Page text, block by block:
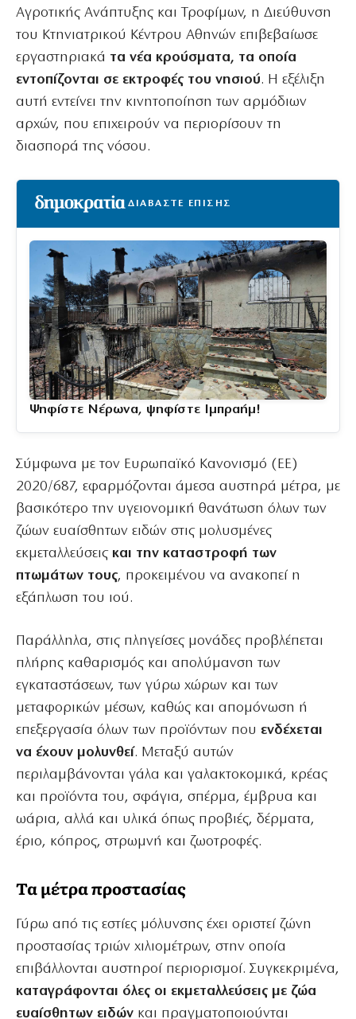
Αγροτικής Ανάπτυξης και Τροφίμων, η Διεύθυνση
του Κτηνιατρικού Κέντρου Αθηνών επιβεβαίωσε
εργαστηριακά τα νέα κρούσματα, τα οποία
εντοπίζονται σε εκτροφές του νησιού. Η εξέλιξη
αυτή εντείνει την κινητοποίηση των αρμόδιων
αρχών, που επιχειρούν να περιορίσουν τη
διασπορά της νόσου.
ΔΙΑΒΑΣΤΕ ΕΠΙΣΗΣ
Ψηφίστε Νέρωνα, ψηφίστε Ιμπραήμ!
Σύμφωνα με τον Ευρωπαϊκό Κανονισμό (ΕΕ)
2020/687, εφαρμόζονται άμεσα αυστηρά μέτρα, με
βασικότερο την υγειονομική θανάτωση όλων των
ζώων ευαίσθητων ειδών στις μολυσμένες
εκμεταλλεύσεις και την καταστροφή των
πτωμάτων τους, προκειμένου να ανακοπεί η
εξάπλωση του ιού.
Παράλληλα, στις πληγείσες μονάδες προβλέπεται
πλήρης καθαρισμός και απολύμανση των
εγκαταστάσεων, των γύρω χώρων και των
μεταφορικών μέσων, καθώς και απομόνωση ή
επεξεργασία όλων των προϊόντων που ενδέχεται
να έχουν μολυνθεί. Μεταξύ αυτών
περιλαμβάνονται γάλα και γαλακτοκομικά, κρέας
και προϊόντα του, σφάγια, σπέρμα, έμβρυα και
ωάρια, αλλά και υλικά όπως προβιές, δέρματα,
έριο, κόπρος, στρωμνή και ζωοτροφές.
Τα μέτρα προστασίας
Γύρω από τις εστίες μόλυνσης έχει οριστεί ζώνη
προστασίας τριών χιλιομέτρων, στην οποία
επιβάλλονται αυστηροί περιορισμοί. Συγκεκριμένα,
καταγράφονται όλες οι εκμεταλλεύσεις με ζώα
ευαίσθητων ειδών και πραγματοποιούνται